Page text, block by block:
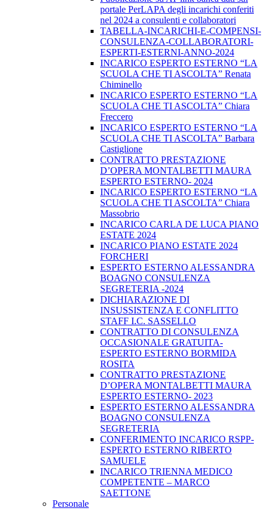
portale PerLAPA degli incarichi conferiti
nel 2024 a consulenti e collaboratori
TABELLA-INCARICHI-E-COMPENSI-
CONSULENZA-COLLABORATORI-
ESPERTI-ESTERNI-ANNO-2024
INCARICO ESPERTO ESTERNO “LA
SCUOLA CHE TI ASCOLTA” Renata
Chiminello
INCARICO ESPERTO ESTERNO “LA
SCUOLA CHE TI ASCOLTA” Chiara
Freccero
INCARICO ESPERTO ESTERNO “LA
SCUOLA CHE TI ASCOLTA” Barbara
Castiglione
CONTRATTO PRESTAZIONE
D’OPERA MONTALBETTI MAURA
ESPERTO ESTERNO- 2024
INCARICO ESPERTO ESTERNO “LA
SCUOLA CHE TI ASCOLTA” Chiara
Massobrio
INCARICO CARLA DE LUCA PIANO
ESTATE 2024
INCARICO PIANO ESTATE 2024
FORCHERI
ESPERTO ESTERNO ALESSANDRA
BOAGNO CONSULENZA
SEGRETERIA -2024
DICHIARAZIONE DI
INSUSSISTENZA E CONFLITTO
STAFF I.C. SASSELLO
CONTRATTO DI CONSULENZA
OCCASIONALE GRATUITA-
ESPERTO ESTERNO BORMIDA
ROSITA
CONTRATTO PRESTAZIONE
D’OPERA MONTALBETTI MAURA
ESPERTO ESTERNO- 2023
ESPERTO ESTERNO ALESSANDRA
BOAGNO CONSULENZA
SEGRETERIA
CONFERIMENTO INCARICO RSPP-
ESPERTO ESTERNO RIBERTO
SAMUELE
INCARICO TRIENNA MEDICO
COMPETENTE – MARCO
SAETTONE
Personale